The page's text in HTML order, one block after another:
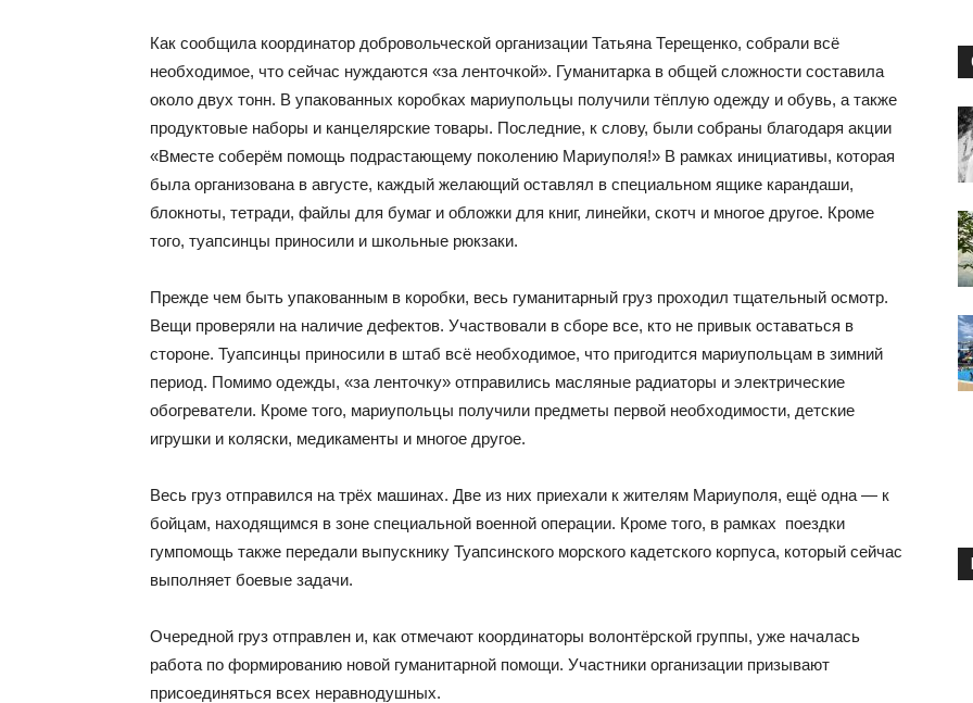
Как сообщила координатор добровольческой организации Татьяна Терещенко, собрали всё
необходимое, что сейчас нуждаются «за ленточкой». Гуманитарка в общей сложности составила
около двух тонн. В упакованных коробках мариупольцы получили тёплую одежду и обувь, а также
продуктовые наборы и канцелярские товары. Последние, к слову, были собраны благодаря акции
«Вместе соберём помощь подрастающему поколению Мариуполя!» В рамках инициативы, которая
была организована в августе, каждый желающий оставлял в специальном ящике карандаши,
блокноты, тетради, файлы для бумаг и обложки для книг, линейки, скотч и многое другое. Кроме
того, туапсинцы приносили и школьные рюкзаки.
Прежде чем быть упакованным в коробки, весь гуманитарный груз проходил тщательный осмотр.
Вещи проверяли на наличие дефектов. Участвовали в сборе все, кто не привык оставаться в
стороне. Туапсинцы приносили в штаб всё необходимое, что пригодится мариупольцам в зимний
период. Помимо одежды, «за ленточку» отправились масляные радиаторы и электрические
обогреватели. Кроме того, мариупольцы получили предметы первой необходимости, детские
игрушки и коляски, медикаменты и многое другое.
Весь груз отправился на трёх машинах. Две из них приехали к жителям Мариуполя, ещё одна — к
бойцам, находящимся в зоне специальной военной операции. Кроме того, в рамках поездки
гумпомощь также передали выпускнику Туапсинского морского кадетского корпуса, который сейчас
выполняет боевые задачи.
Очередной груз отправлен и, как отмечают координаторы волонтёрской группы, уже началась
работа по формированию новой гуманитарной помощи. Участники организации призывают
присоединяться всех неравнодушных.